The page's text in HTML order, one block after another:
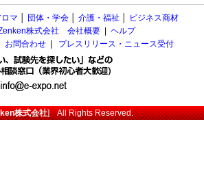
マ 団体・学会 介護・福祉
ビジネス商材
株式会社 会社概要
ヘルプ
お問合わせ プレスリリース・ニュース受付
株式会社] All Rights Reserved.